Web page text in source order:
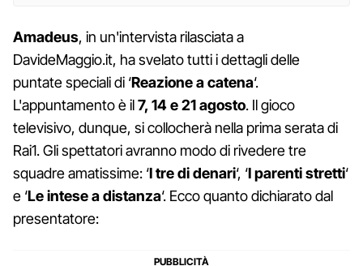
Amadeus, in un'intervista rilasciata a
DavideMaggio.it, ha svelato tutti i dettagli delle
puntate speciali di ‘Reazione a catena‘.
L'appuntamento è il7, 14 e 21 agosto. Il gioco
televisivo, dunque, si collocherà nella prima serata di
Rai1. Gli spettatori avranno modo di rivedere tre
squadre amatissime: ‘I tre di denari‘, ‘I parenti stretti‘
e ‘Le intese a distanza‘. Ecco quanto dichiarato dal
presentatore: